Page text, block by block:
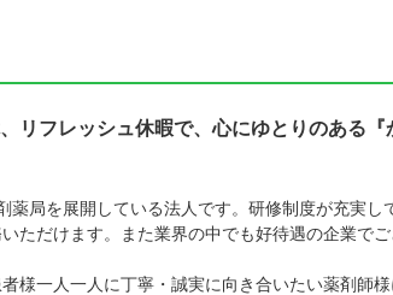
リフレッシュ休暇で、心にゆとりのある『
局を展開している法人です。研修制度が充実し
ただけます。また業界の中でも好待遇の企業で
様一人一人に丁寧・誠実に向き合いたい薬剤師様